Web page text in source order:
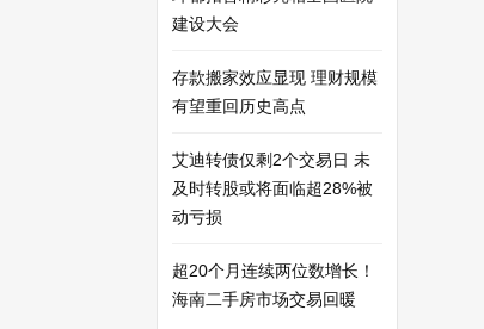
建设大会
存款搬家效应显现 理财规模
有望重回历史高点
艾迪转债仅剩2个交易日 未
及时转股或将面临超28%被
动亏损
超20个月连续两位数增长！
海南二手房市场交易回暖